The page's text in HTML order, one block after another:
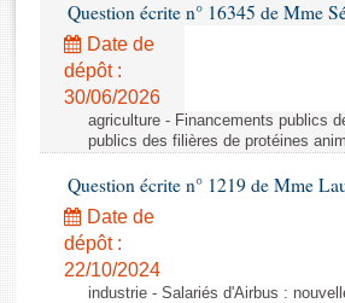
Rapports législatifs
Rapports sur l'application des lois
Baromètre de l’application des lois
Dossiers législatifs
Budget et sécurité sociale
Questions écrites et orales
Comptes rendus des débats
Question écrite n° 16345 de Mme
Date de
dépôt :
30/06/2026
agriculture - Financements publics
publics des filières de protéines
Question écrite n° 1219 de Mme
Date de
dépôt :
22/10/2024
industrie - Salariés d'Airbus :